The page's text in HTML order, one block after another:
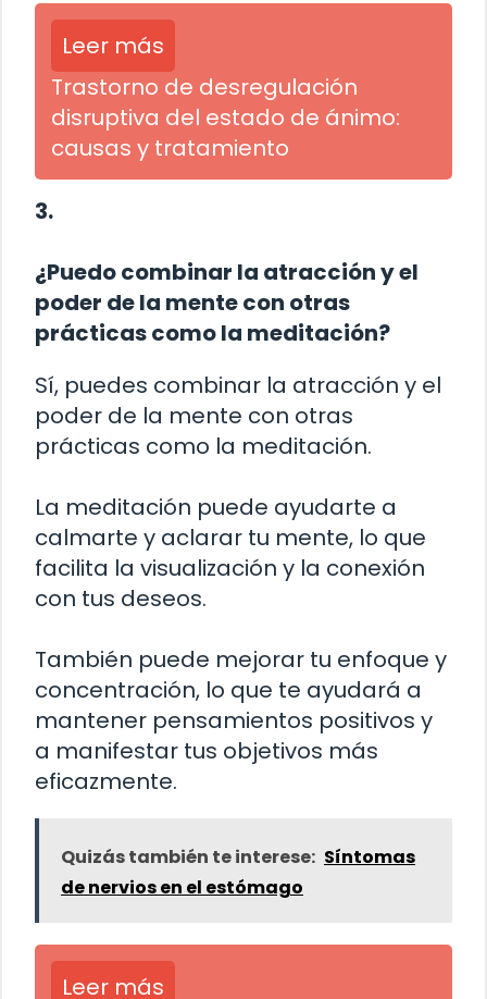
Leer más
Trastorno de desregulación
disruptiva del estado de ánimo:
causas y tratamiento
3.
¿Puedo combinar la atracción y el
poder de la mente con otras
prácticas como la meditación?
Sí, puedes combinar la atracción y el
poder de la mente con otras
prácticas como la meditación.
La meditación puede ayudarte a
calmarte y aclarar tu mente, lo que
facilita la visualización y la conexión
con tus deseos.
También puede mejorar tu enfoque y
concentración, lo que te ayudará a
mantener pensamientos positivos y
a manifestar tus objetivos más
eficazmente.
Quizás también te interese: Síntomas
de nervios en el estómago
Leer más